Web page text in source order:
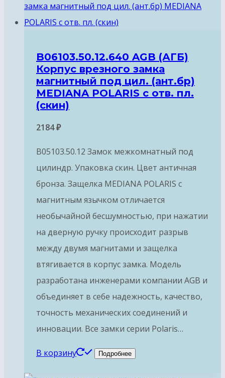
B06103.50.12.640 AGB (АГБ)
Корпус врезного замка
магнитный под цил. (ант.бр)
MEDIANA POLARIS с отв. пл.
(скин)
2184₽
B05103.50.12 Замок межкомнатный под
цилиндр. Упаковка скин. Цвет античная
бронза. Защелка MEDIANA POLARIS с
магнитным язычком отличается
необычайной бесшумностью, при нажатии
на дверную ручку происходит разрыв
между двумя магнитами и защелка
втягивается в корпус замка. Модель
разработана инженерами компании AGB и
объединяет в себе надежность, качество,
точность механических соединений и
инновации. Все замки серии Polaris…
В корзину Подробнее